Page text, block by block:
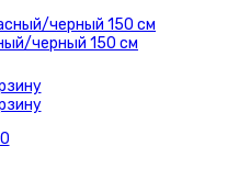
черный 150 см
0